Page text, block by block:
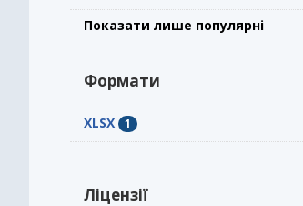
Показати лише популярні
Формати
XLSX 1
Ліцензії